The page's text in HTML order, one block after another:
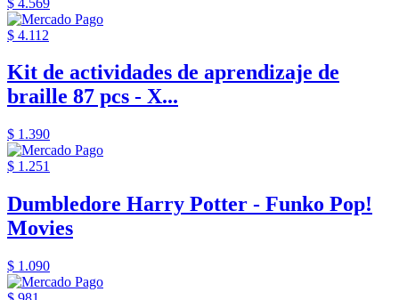
$ 4.112
Kit de actividades de aprendizaje de
braille 87 pcs - X...
$ 1.390
$ 1.251
Dumbledore Harry Potter - Funko Pop!
Movies
$ 1.090